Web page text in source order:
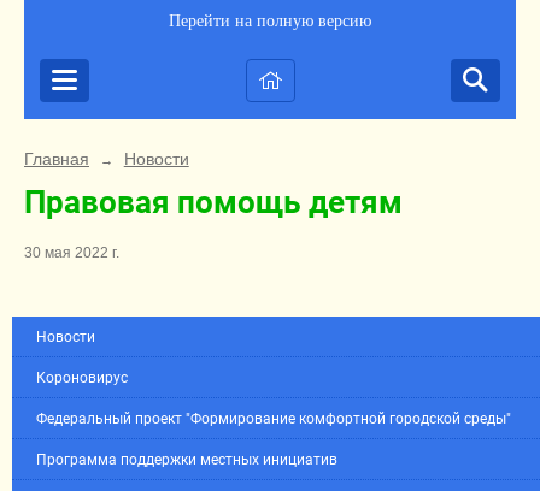
Перейти на полную версию
Главная → Новости
Правовая помощь детям
30 мая 2022 г.
Новости
Короновирус
Федеральный проект "Формирование комфортной городской среды"
Программа поддержки местных инициатив